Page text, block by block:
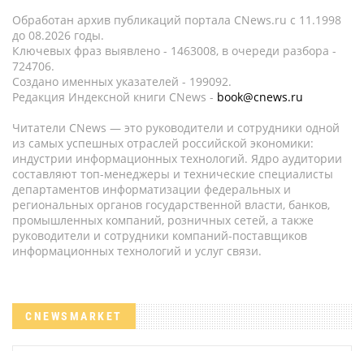
Обработан архив публикаций портала CNews.ru c 11.1998
до 08.2026 годы.
Ключевых фраз выявлено - 1463008, в очереди разбора -
724706.
Создано именных указателей - 199092.
Редакция Индексной книги CNews - book@cnews.ru
Читатели CNews — это руководители и сотрудники одной
из самых успешных отраслей российской экономики:
индустрии информационных технологий. Ядро аудитории
составляют топ-менеджеры и технические специалисты
департаментов информатизации федеральных и
региональных органов государственной власти, банков,
промышленных компаний, розничных сетей, а также
руководители и сотрудники компаний-поставщиков
информационных технологий и услуг связи.
CNEWSMARKET